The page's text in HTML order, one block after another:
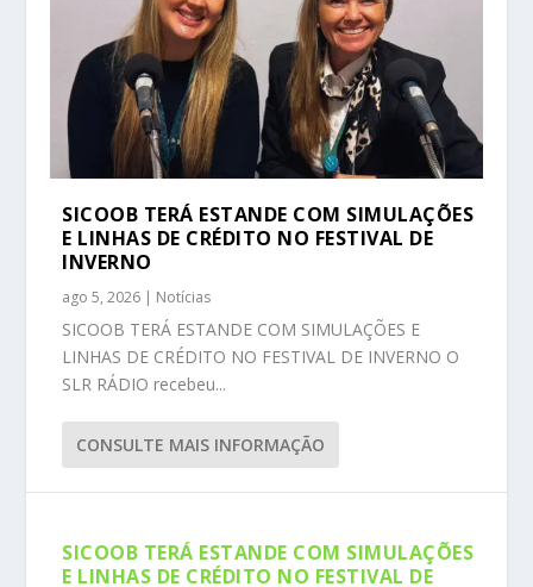
SICOOB TERÁ ESTANDE COM SIMULAÇÕES
E LINHAS DE CRÉDITO NO FESTIVAL DE
INVERNO
ago 5, 2026 | Notícias
SICOOB TERÁ ESTANDE COM SIMULAÇÕES E
LINHAS DE CRÉDITO NO FESTIVAL DE INVERNO O
SLR RÁDIO recebeu...
CONSULTE MAIS INFORMAÇÃO
SICOOB TERÁ ESTANDE COM SIMULAÇÕES
E LINHAS DE CRÉDITO NO FESTIVAL DE